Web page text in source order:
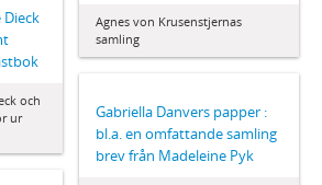
Agnes von Krusenstjernas
samling
och
ur
Gabriella Danvers papper :
bl.a. en omfattande samling
brev från Madeleine Pyk